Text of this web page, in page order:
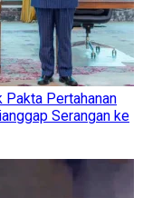
Pakta Pertahanan
Serangan ke